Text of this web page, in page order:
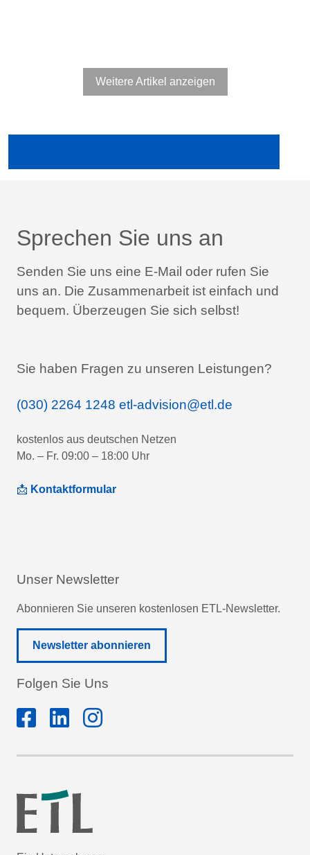
Weitere Artikel anzeigen
Sprechen Sie uns an
Senden Sie uns eine E-Mail oder rufen Sie
uns an. Die Zusammenarbeit ist einfach und
bequem. Überzeugen Sie sich selbst!
Sie haben Fragen zu unseren Leistungen?
(030) 2264 1248 etl-advision@etl.de
kostenlos aus deutschen Netzen
Mo. – Fr. 09:00 – 18:00 Uhr
📩 Kontaktformular
Unser Newsletter
Abonnieren Sie unseren kostenlosen ETL-Newsletter.
Newsletter abonnieren
Folgen Sie Uns